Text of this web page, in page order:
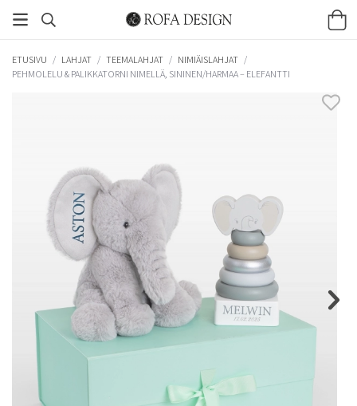
ETUSIVU / LAHJAT / TEEMALAHJAT / NIMIÄISLAHJAT /
PEHMOLELU & PALIKKATORNI NIMELLÄ, SININEN/HARMAA – ELEFANTTI